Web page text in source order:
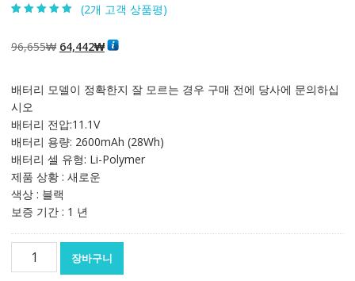
5점 만점에점
으로 평가됨
(2개 고객 상품평)
96,655₩ 원
격:
64,442₩현
격:
배터리 모델이 정확한지 잘 모르는 경우 구매 전에 당사에 문의하십
시오
배터리 전압:11.1V
배터리 용량: 2600mAh (28Wh)
배터리 셀 유형: Li-Polymer
제품 상황 : 새로운
색상 : 블랙
보증 기간 : 1 년
장바구니